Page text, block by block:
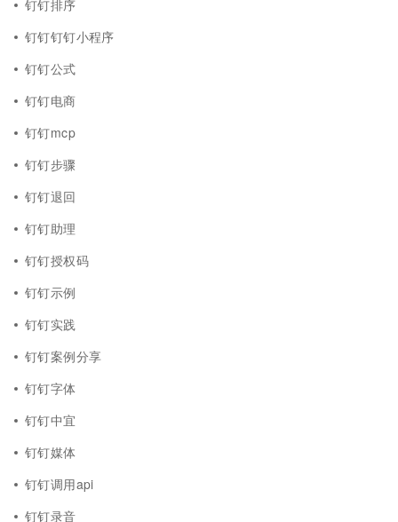
钉钉排序
钉钉钉钉小程序
钉钉公式
钉钉电商
钉钉mcp
钉钉步骤
钉钉退回
钉钉助理
钉钉授权码
钉钉示例
钉钉实践
钉钉案例分享
钉钉字体
钉钉中宜
钉钉媒体
钉钉调用api
钉钉录音